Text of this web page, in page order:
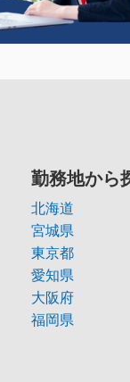
勤務地から
北海道
宮城県
東京都
愛知県
大阪府
福岡県